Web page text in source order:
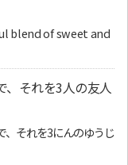
blend of sweet and
、それを3人の友人
、それを3にんのゆうじ